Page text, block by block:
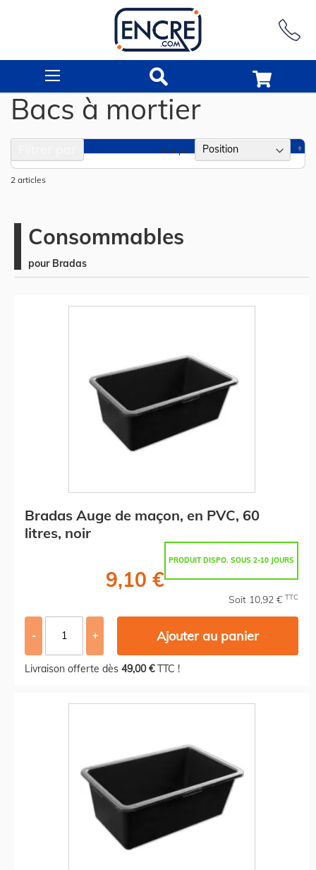
Bacs à mortier
2 articles
Trier par
Consommables
pour Bradas
Bradas Auge de maçon, en PVC, 60
litres, noir
PRODUIT DISPO. SOUS 2-10 JOURS
9,10 €
Soit 10,92 € TTC
- + Ajouter au panier
Livraison offerte dès 49,00 €TTC !